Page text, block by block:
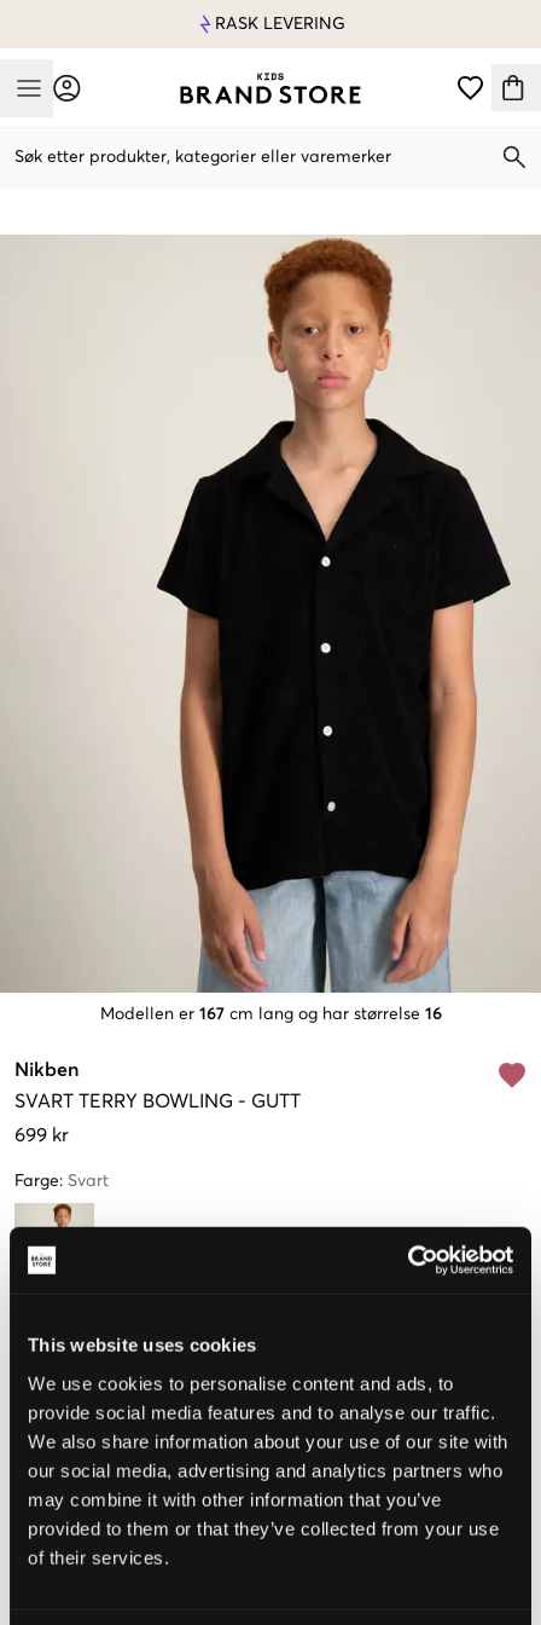
This website uses cookies
We use cookies to personalise content and ads, to
provide social media features and to analyse our traffic.
We also share information about your use of our site with
our social media, advertising and analytics partners who
may combine it with other information that you’ve
provided to them or that they’ve collected from your use
of their services.
RASK LEVERING
Mobile Menu
Søk etter produkter, kategorier eller varemerker
Modellen er 167 cm lang og har størrelse 16
Nikben
SVART TERRY BOWLING - GUTT
699 kr
Farge: Svart
Størrelse
10 år 12 år 14 år 16 år
Opplevd størrelse
Liten